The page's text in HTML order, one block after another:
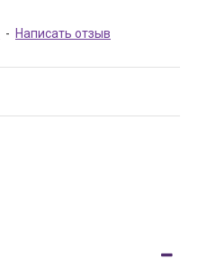
- Написать отзыв